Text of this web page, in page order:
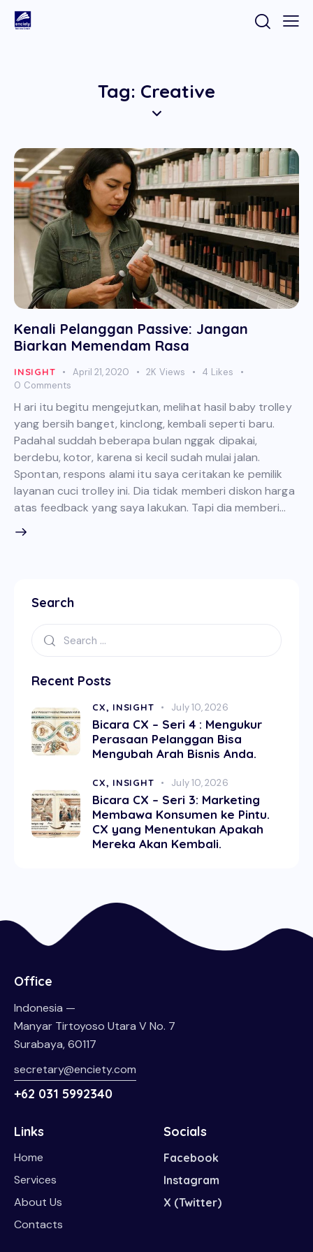
Tag: Creative
Kenali Pelanggan Passive: Jangan
Biarkan Memendam Rasa
INSIGHT April 21, 2020 2K Views 4 Likes
0 Comments
H ari itu begitu mengejutkan, melihat hasil baby trolley
yang bersih banget, kinclong, kembali seperti baru.
Padahal suddah beberapa bulan nggak dipakai,
berdebu, kotor, karena si kecil sudah mulai jalan.
Spontan, respons alami itu saya ceritakan ke pemilik
layanan cuci trolley ini. Dia tidak memberi diskon harga
atas feedback yang saya lakukan. Tapi dia memberi…
Search
Recent Posts
CX, INSIGHT July 10, 2026
Bicara CX – Seri 4 : Mengukur
Perasaan Pelanggan Bisa
Mengubah Arah Bisnis Anda.
CX, INSIGHT July 10, 2026
Bicara CX – Seri 3: Marketing
Membawa Konsumen ke Pintu.
CX yang Menentukan Apakah
Mereka Akan Kembali.
Office
Indonesia —
Manyar Tirtoyoso Utara V No. 7
Surabaya, 60117
secretary@enciety.com
+62 031 5992340
Links
Home
Services
About Us
Contacts
Socials
Facebook
Instagram
X (Twitter)